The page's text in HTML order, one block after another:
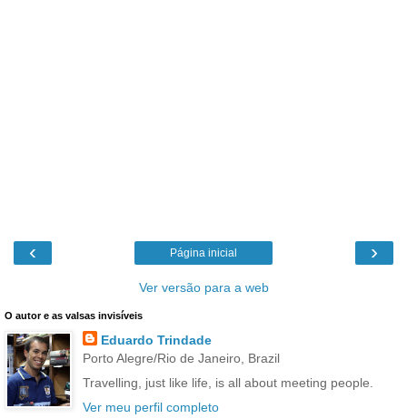
‹ ›
Página inicial
Ver versão para a web
O autor e as valsas invisíveis
Eduardo Trindade
Porto Alegre/Rio de Janeiro, Brazil
Travelling, just like life, is all about meeting people.
Ver meu perfil completo